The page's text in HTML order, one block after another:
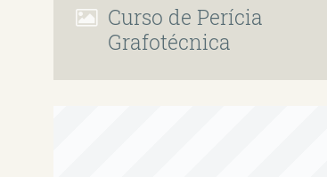
Curso de Perícia
Grafotécnica